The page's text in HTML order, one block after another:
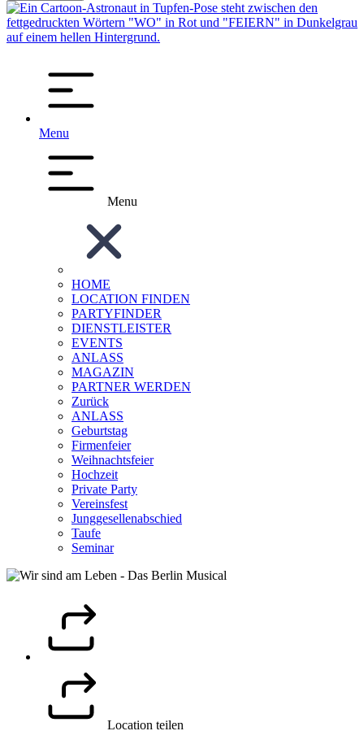
Menu
Menu
HOME
LOCATION FINDEN
PARTYFINDER
DIENSTLEISTER
EVENTS
ANLASS
MAGAZIN
PARTNER WERDEN
Zurück
ANLASS
Geburtstag
Firmenfeier
Weihnachtsfeier
Hochzeit
Private Party
Vereinsfest
Junggesellenabschied
Taufe
Seminar
Location teilen